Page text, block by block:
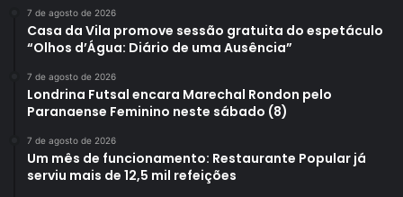
7 de agosto de 2026
Casa da Vila promove sessão gratuita do espetáculo
“Olhos d’Água: Diário de uma Ausência”
7 de agosto de 2026
Londrina Futsal encara Marechal Rondon pelo
Paranaense Feminino neste sábado (8)
7 de agosto de 2026
Um mês de funcionamento: Restaurante Popular já
serviu mais de 12,5 mil refeições